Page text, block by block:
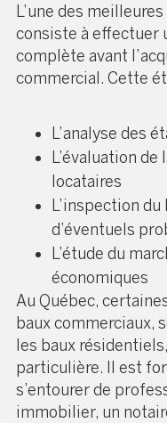
L’une des
consiste à effectuer
complète avant
commercial. Cette
L’analyse des
L’évaluation
locataires
L’inspection
d’éventuels
L’étude du
économiques
Au Québec,
baux commerciaux,
les baux
particulière. Il est
s’entourer de
immobilier, un